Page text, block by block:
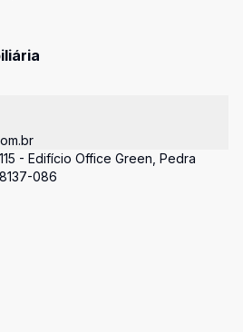
- Edifício Office Green, Pedra
086